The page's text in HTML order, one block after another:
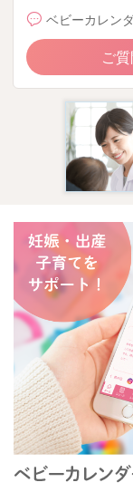
ベビーカレン
ご